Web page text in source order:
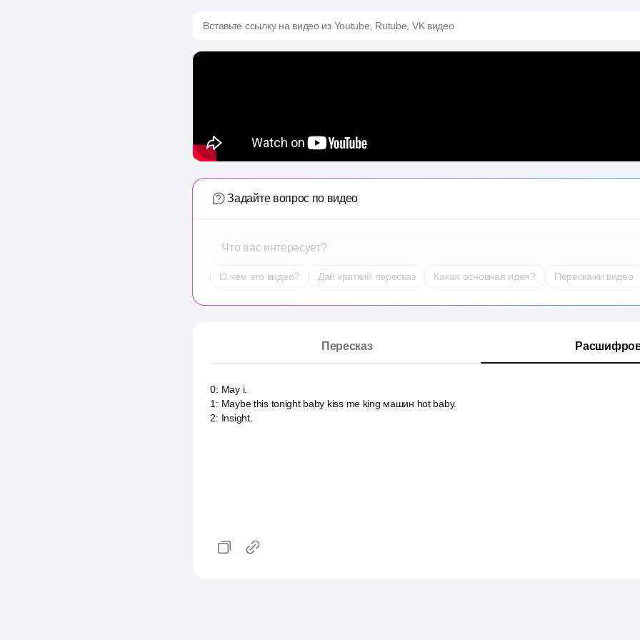
Вставьте ссылку на видео из Youtube, Rutube, VK видео
Задайте вопрос по видео
Что вас интересует?
О чем это видео? Дай краткий пересказ Какая основная идея? Перескажи видео
Пересказ
0: May i.
1 : Maybe this tonight baby kiss me king машин hot baby.
2: Insight.